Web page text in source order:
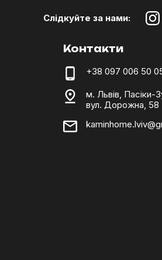
Слідкуйте за нами:
Контакти
+38 097 006 50
м. Львів, Пасіки-
вул. Дорожна, 58